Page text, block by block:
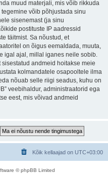
muud materjali, mis võib rikkuda
võib põhjustada sinu
sisenemast (ja sinu
postituste IP aadressid
täitmist. Sa nõustud, et
on õigus eemaldada, muuta,
igal ajal, millal iganes neile sobib.
andmeid hoitakse meie
kolmandatele osapooltele ilma
nõuab selle riigi seadus, kuhu on
veebihaldur, administraatorid ega
eest, mis võivad andmeid
Kõik kellaajad on UTC+03:00
© phpBB Limited